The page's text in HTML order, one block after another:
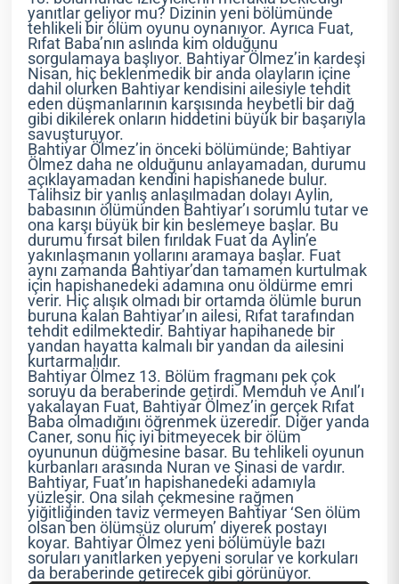
yanıtlar geliyor mu? Dizinin yeni bölümünde
tehlikeli bir ölüm oyunu oynanıyor. Ayrıca Fuat,
Rıfat Baba’nın aslında kim olduğunu
sorgulamaya başlıyor. Bahtiyar Ölmez’in kardeşi
Nisan, hiç beklenmedik bir anda olayların içine
dahil olurken Bahtiyar kendisini ailesiyle tehdit
eden düşmanlarının karşısında heybetli bir dağ
gibi dikilerek onların hiddetini büyük bir başarıyla
savuşturuyor.
Bahtiyar Ölmez’in önceki bölümünde; Bahtiyar
Ölmez daha ne olduğunu anlayamadan, durumu
açıklayamadan kendini hapishanede bulur.
Talihsiz bir yanlış anlaşılmadan dolayı Aylin,
babasının ölümünden Bahtiyar’ı sorumlu tutar ve
ona karşı büyük bir kin beslemeye başlar. Bu
durumu fırsat bilen fırıldak Fuat da Aylin’e
yakınlaşmanın yollarını aramaya başlar. Fuat
aynı zamanda Bahtiyar’dan tamamen kurtulmak
için hapishanedeki adamına onu öldürme emri
verir. Hiç alışık olmadı bir ortamda ölümle burun
buruna kalan Bahtiyar’ın ailesi, Rıfat tarafından
tehdit edilmektedir. Bahtiyar hapihanede bir
yandan hayatta kalmalı bir yandan da ailesini
kurtarmalıdır.
Bahtiyar Ölmez 13. Bölüm fragmanı pek çok
soruyu da beraberinde getirdi. Memduh ve Anıl’ı
yakalayan Fuat, Bahtiyar Ölmez’in gerçek Rıfat
Baba olmadığını öğrenmek üzeredir. Diğer yanda
Caner, sonu hiç iyi bitmeyecek bir ölüm
oyununun düğmesine basar. Bu tehlikeli oyunun
kurbanları arasında Nuran ve Şinasi de vardır.
Bahtiyar, Fuat’ın hapishanedeki adamıyla
yüzleşir. Ona silah çekmesine rağmen
yiğitliğinden taviz vermeyen Bahtiyar ‘Sen ölüm
olsan ben ölümsüz olurum’ diyerek postayı
koyar. Bahtiyar Ölmez yeni bölümüyle bazı
soruları yanıtlarken yepyeni sorular ve korkuları
da beraberinde getirecek gibi görünüyor.